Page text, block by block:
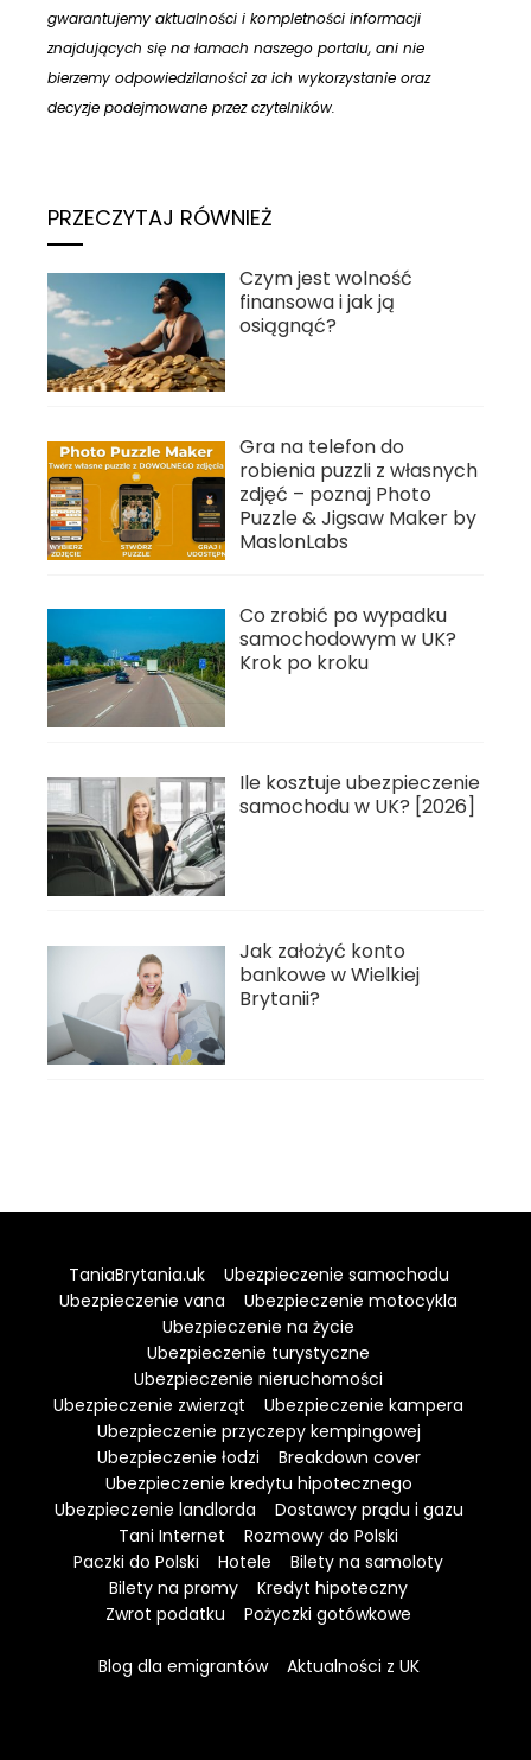
gwarantujemy aktualności i kompletności informacji
znajdujących się na łamach naszego portalu, ani nie
bierzemy odpowiedzilaności za ich wykorzystanie oraz
decyzje podejmowane przez czytelników.
PRZECZYTAJ RÓWNIEŻ
Czym jest wolność
finansowa i jak ją
osiągnąć?
Gra na telefon do
robienia puzzli z własnych
zdjęć – poznaj Photo
Puzzle & Jigsaw Maker by
MaslonLabs
Co zrobić po wypadku
samochodowym w UK?
Krok po kroku
Ile kosztuje ubezpieczenie
samochodu w UK? [2026]
Jak założyć konto
bankowe w Wielkiej
Brytanii?
TaniaBrytania.uk
Ubezpieczenie samochodu
Ubezpieczenie vana
Ubezpieczenie motocykla
Ubezpieczenie na życie
Ubezpieczenie turystyczne
Ubezpieczenie nieruchomości
Ubezpieczenie zwierząt
Ubezpieczenie kampera
Ubezpieczenie przyczepy kempingowej
Ubezpieczenie łodzi
Breakdown cover
Ubezpieczenie kredytu hipotecznego
Ubezpieczenie landlorda
Dostawcy prądu i gazu
Tani Internet
Rozmowy do Polski
Paczki do Polski
Hotele
Bilety na samoloty
Bilety na promy
Kredyt hipoteczny
Zwrot podatku
Pożyczki gotówkowe
Blog dla emigrantów Aktualności z UK